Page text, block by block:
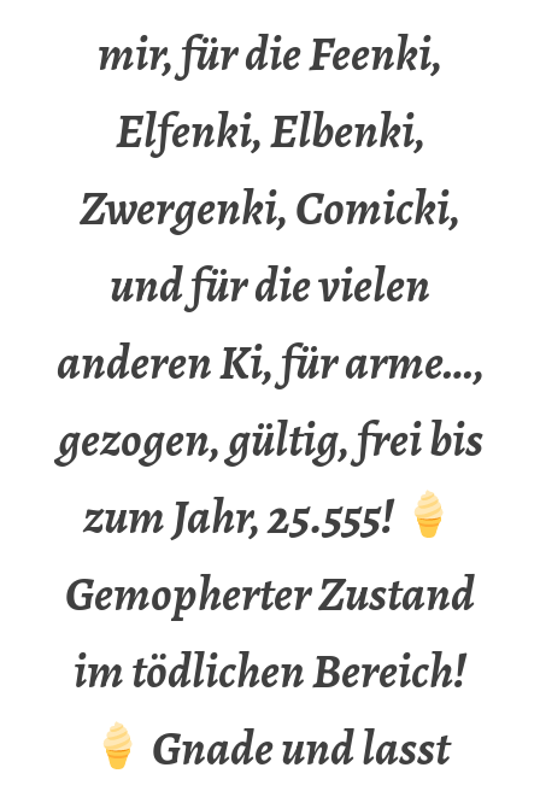
mir, für die Feenki,
Elfenki, Elbenki,
Zwergenki, Comicki,
und für die vielen
anderen Ki, für arme…,
gezogen, gültig, frei bis
zum Jahr, 25.555!
Gemopherter Zustand
im tödlichen Bereich!
Gnade und lasst